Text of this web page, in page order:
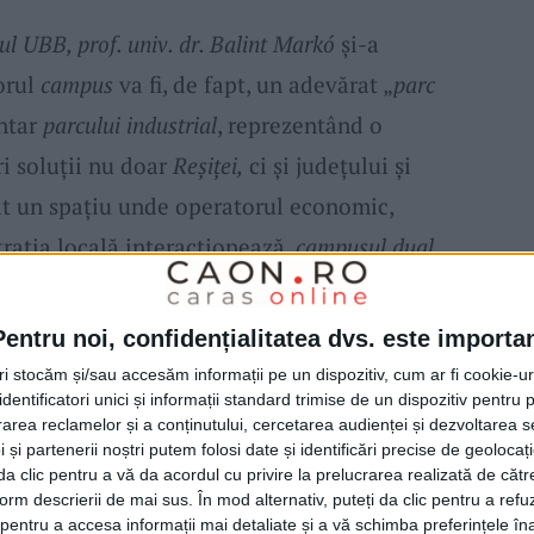
noi, confidențialitatea dvs. este
stocăm și/sau accesăm informații pe un dispozitiv, cum ar fi cookie-
unici și informații standard trimise de un dispozitiv pentru
reclamelor și a conținutului, cercetarea audienței și dezvoltarea
și partenerii noștri putem folosi date și identificări precise de
clic pentru a vă da acordul cu privire la prelucrarea realizată de
descrierii de mai sus. În mod alternativ, puteți da clic pentru a
a accesa informații mai detaliate și a vă schimba preferințele
UBB, prof. univ. dr. Balint Markó și-a
campus va fi, de fapt, un adevărat „parc
parcului industrial, reprezentând o
soluții nu doar Reșiței, ci și județului și
un spațiu unde operatorul economic,
locală interacționează,campusul dual
pentru a dobândi cunoștințe și
o posibilitate de a vedea ce se
aicielevii și studențiivor fi împreună.
nici în regiune și nici în țară. Acum
inovator, iar dacă vom reuși,
unuiecosistem de inovare. Noi,UBB,am